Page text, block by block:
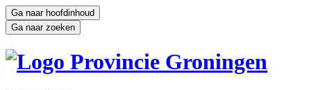
Ga naar hoofdinhoud
Ga naar zoeken